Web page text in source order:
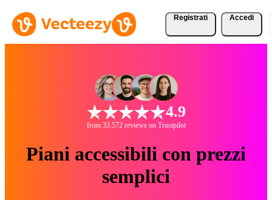
Registrati Accedi
4.9
from 33.572 reviews on Trustpilot
Piani accessibili con prezzi
semplici